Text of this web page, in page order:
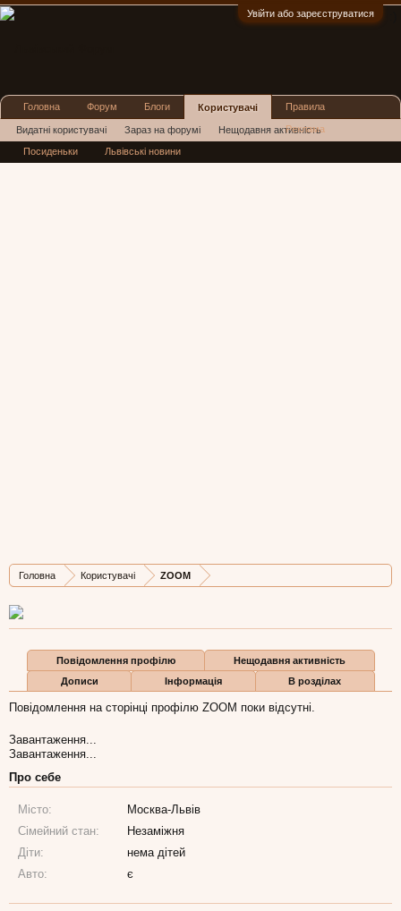
Увійти або зареєструватися
Головна Користувачі ZOOM
Дописів
581
Карма
1.016
Бали
0
Повідомлення профілю
Нещодавня активність
Дописи
Інформація В розділах
Повідомлення на сторінці профілю ZOOM поки відсутні.
Завантаження...
Завантаження...
Про себе
Місто:
Москва-Львів
Сімейний стан:
Незаміжня
Діти:
нема дітей
Авто:
є
Головна Форум Блоги Користувачі
Видатні користувачі Зараз на форумі Нещодавня активність
Нові повідомлення профілю
Правила
Реклама
Посиденьки Львівські новини